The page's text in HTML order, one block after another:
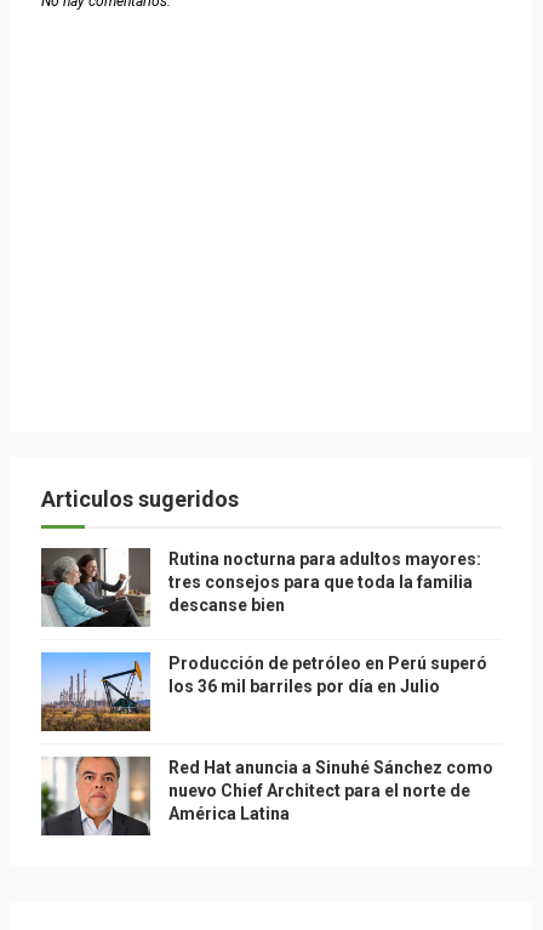
Articulos sugeridos
Rutina nocturna para adultos mayores:
tres consejos para que toda la familia
descanse bien
Producción de petróleo en Perú superó
los 36 mil barriles por día en Julio
Red Hat anuncia a Sinuhé Sánchez como
nuevo Chief Architect para el norte de
América Latina